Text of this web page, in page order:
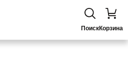
ПоискКорзина